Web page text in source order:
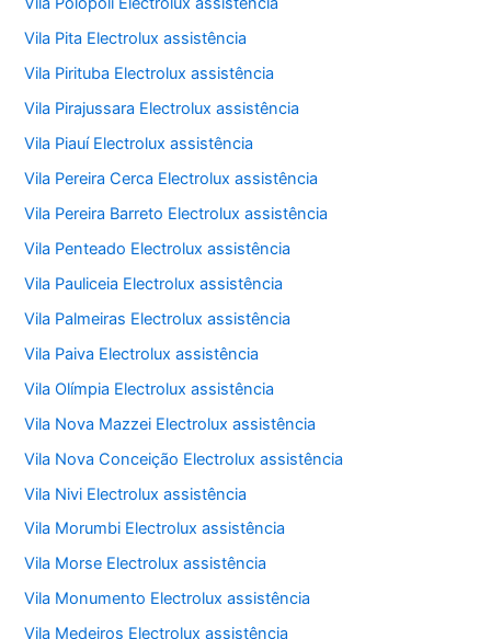
Vila Pita Electrolux assistência
Vila Pirituba Electrolux assistência
Vila Pirajussara Electrolux assistência
Vila Piauí Electrolux assistência
Vila Pereira Cerca Electrolux assistência
Vila Pereira Barreto Electrolux assistência
Vila Penteado Electrolux assistência
Vila Pauliceia Electrolux assistência
Vila Palmeiras Electrolux assistência
Vila Paiva Electrolux assistência
Vila Olímpia Electrolux assistência
Vila Nova Mazzei Electrolux assistência
Vila Nova Conceição Electrolux assistência
Vila Nivi Electrolux assistência
Vila Morumbi Electrolux assistência
Vila Morse Electrolux assistência
Vila Monumento Electrolux assistência
Vila Medeiros Electrolux assistência